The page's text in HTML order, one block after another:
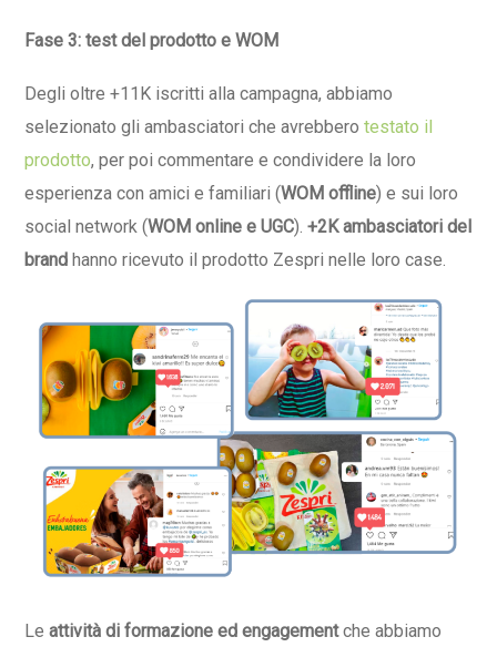
Fase 3: test del prodotto e WOM
Degli oltre +11K iscritti alla campagna, abbiamo
selezionato gli ambasciatori che avrebberotestato il
prodotto, per poi commentare e condividere la loro
esperienza con amici e familiari (WOM offline) e sui loro
social network (WOM online e UGC).+2K ambasciatori del
brand hanno ricevuto il prodotto Zespri nelle loro case.
Leattività di formazione ed engagementche abbiamo